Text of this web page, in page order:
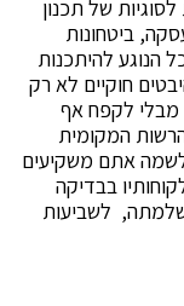
של תכנון
ביטחונות
הנוגע להיתכנות
חוקיים לא רק
מבלי לקפח אף
המקומית
אתם משקיעים
בבדיקה
לשביעות